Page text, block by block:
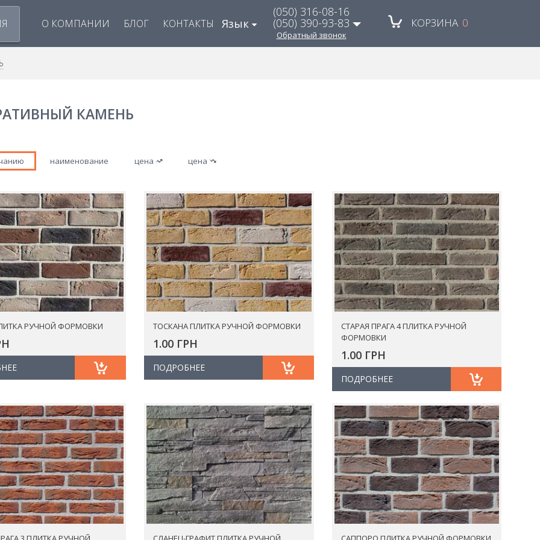
О КОМПАНИИ БЛОГ КОНТАКТЫ Язык
(050) 316-08-16
(050) 390-93-83
Обратный звонок
КОРЗИНА 0
КАМЕНЬ
наименование цена цена
РУЧНОЙ ФОРМОВКИ ТОСКАНА ПЛИТКА РУЧНОЙ ФОРМОВКИ
1.00 ГРН
ПОДРОБНЕЕ
СТАРАЯ ПРАГА 4 ПЛИТКА РУЧНОЙ
ФОРМОВКИ
1.00 ГРН
ПОДРОБНЕЕ